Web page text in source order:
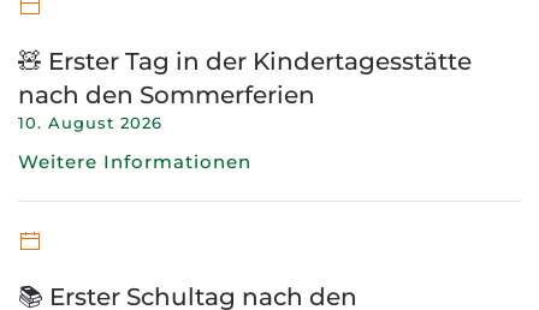
🧸 Erster Tag in der Kindertagesstätte
nach den Sommerferien
10. August 2026
Weitere Informationen
📚 Erster Schultag nach den